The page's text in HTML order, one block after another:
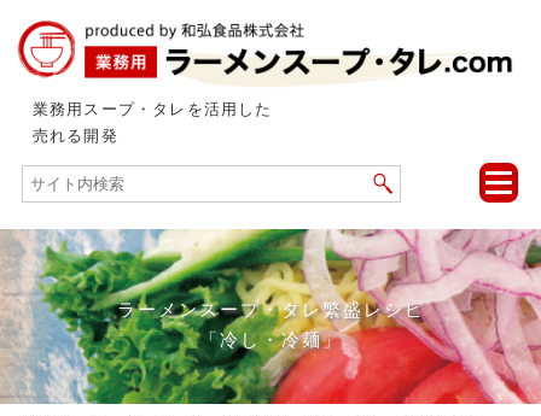
業務用スープ・タレを活用した
売れる開発
toggle
ラーメンスープ・タレ繁盛レシピ
「冷し・冷麺」